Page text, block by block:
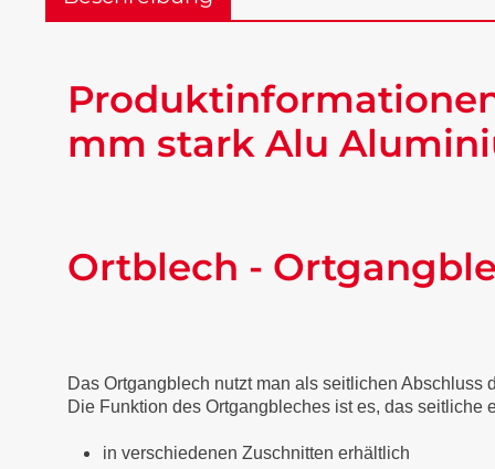
mm stark Alu
Ortblech -
Das Ortgangblech nutzt man als seitlichen
Die Funktion des Ortgangbleches ist es, das
in verschiedenen Zuschnitten erhältlich